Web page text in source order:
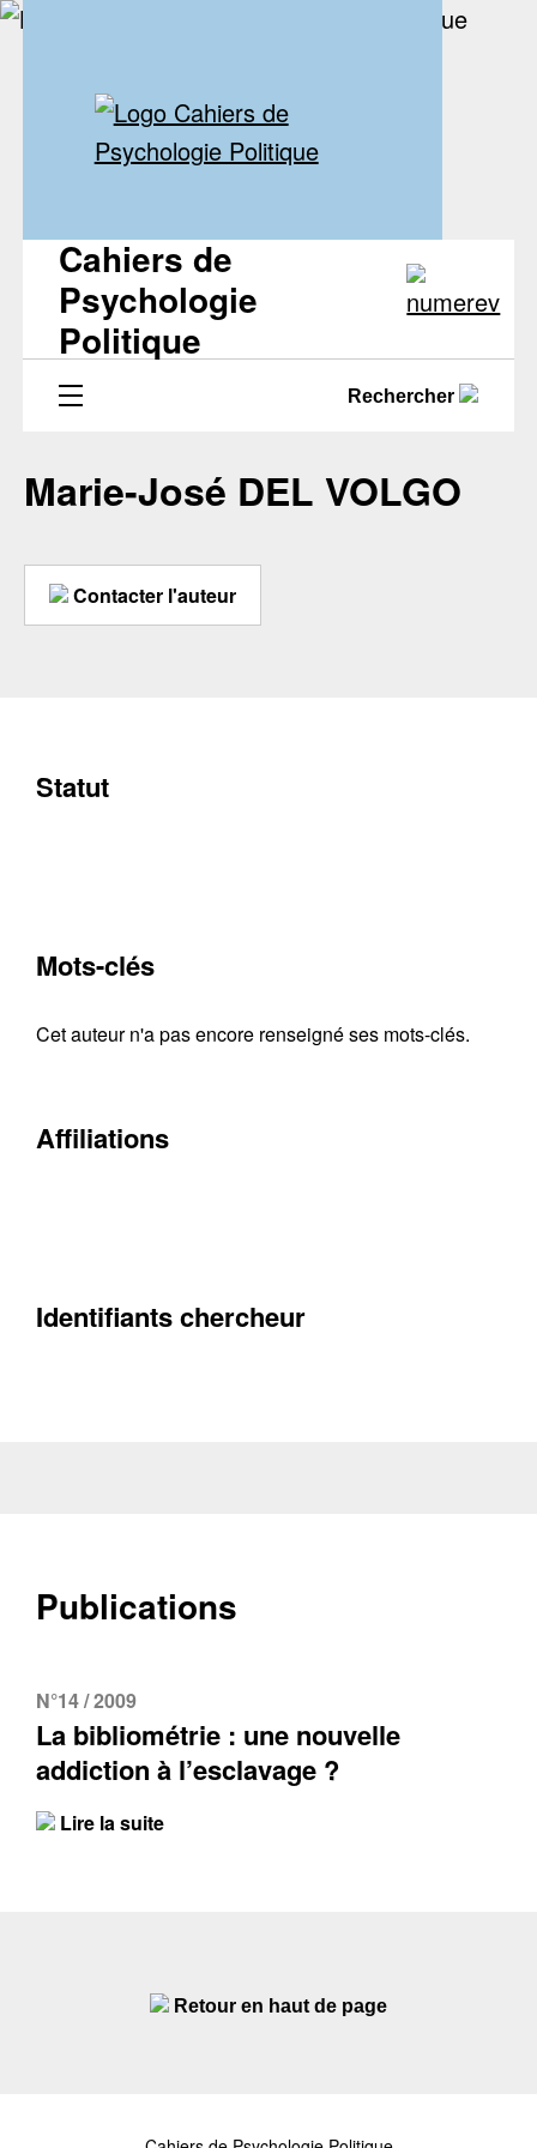
Cahiers de
Psychologie
Politique
Rechercher
Marie-José DEL VOLGO
Contacter l'auteur
Statut
Mots-clés
Cet auteur n'a pas encore renseigné ses mots-clés.
Affiliations
Identifiants chercheur
Publications
N°14 / 2009
La bibliométrie : une nouvelle
addiction à l’esclavage ?
Lire la suite
Contacter
Retour en haut de page